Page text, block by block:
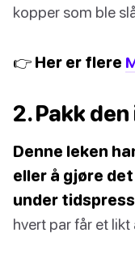
kopper som ble
👉 Her er flere
2. Pakk den
Denne leken
eller å gjøre
under
hvert par får et